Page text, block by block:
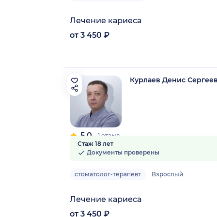
Лечение кариеса
от 3 450 ₽
5.0 1 отзыв
Курлаев Денис
Стаж 18 лет
Документы проверены
стоматолог-терапевт Взрослый
Лечение кариеса
от 3 450 ₽